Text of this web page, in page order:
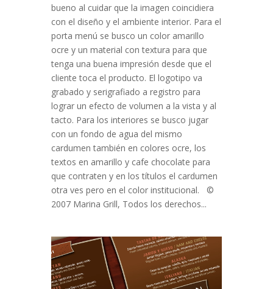
bueno al cuidar que la imagen coincidiera
con el diseño y el ambiente interior. Para el
porta menú se busco un color amarillo
ocre y un material con textura para que
tenga una buena impresión desde que el
cliente toca el producto. El logotipo va
grabado y serigrafiado a registro para
lograr un efecto de volumen a la vista y al
tacto. Para los interiores se busco jugar
con un fondo de agua del mismo
cardumen también en colores ocre, los
textos en amarillo y cafe chocolate para
que contraten y en los títulos el cardumen
otra ves pero en el color institucional. ©
2007 Marina Grill, Todos los derechos...